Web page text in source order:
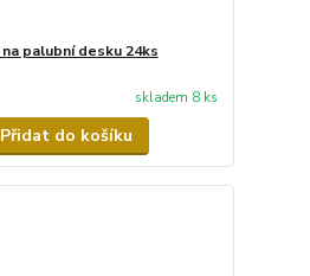
na palubní desku 24ks
skladem 8 ks
Přidat do košíku